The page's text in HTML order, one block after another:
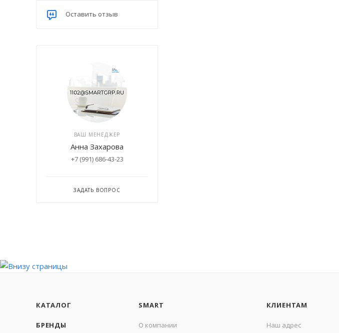
Оставить отзыв
ВАШ МЕНЕДЖЕР
Анна Захарова
+7 (991) 686-43-23
ЗАДАТЬ ВОПРОС
КАТАЛОГ
БРЕНДЫ
SMART
О компании
КЛИЕНТАМ
Наш адрес